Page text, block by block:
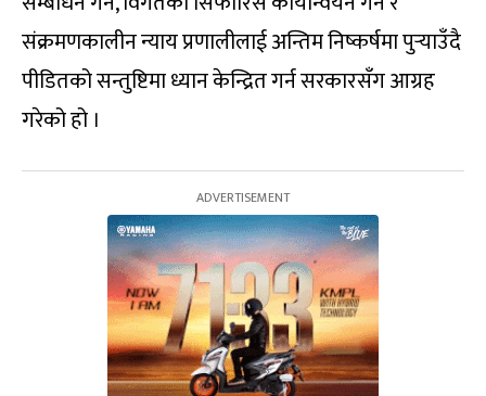
संक्रमणकालीन न्याय प्रणालीलाई अन्तिम निष्कर्षमा पुर्‍याउँदै
पीडितको सन्तुष्टिमा ध्यान केन्द्रित गर्न सरकारसँग आग्रह
गरेको हो ।